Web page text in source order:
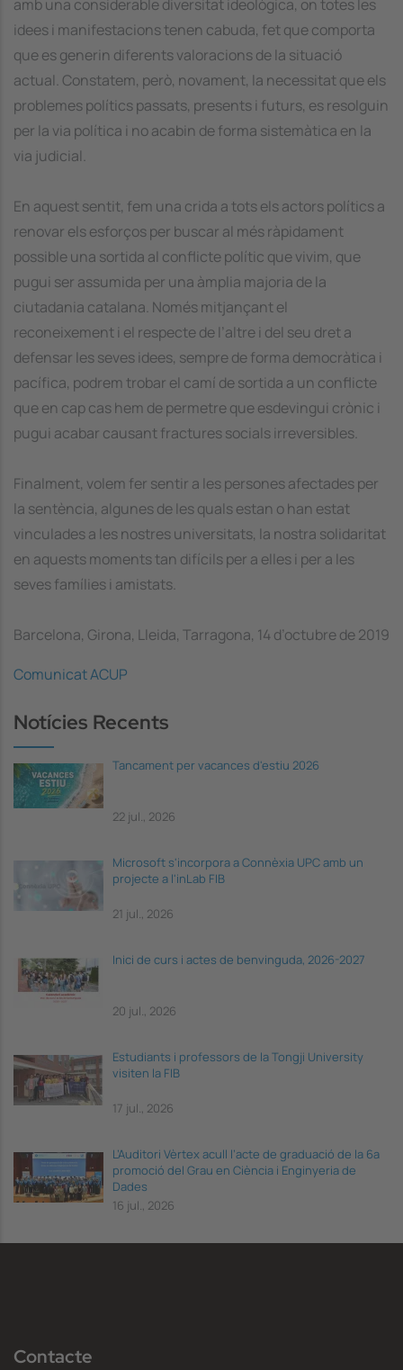
amb una considerable diversitat ideològica, on totes les
idees i manifestacions tenen cabuda, fet que comporta
que es generin diferents valoracions de la situació
actual. Constatem, però, novament, la necessitat que els
problemes polítics passats, presents i futurs, es resolguin
per la via política i no acabin de forma sistemàtica en la
via judicial.
En aquest sentit, fem una crida a tots els actors polítics a
renovar els esforços per buscar al més ràpidament
possible una sortida al conflicte polític que vivim, que
pugui ser assumida per una àmplia majoria de la
ciutadania catalana. Només mitjançant el
reconeixement i el respecte de l’altre i del seu dret a
defensar les seves idees, sempre de forma democràtica i
pacífica, podrem trobar el camí de sortida a un conflicte
que en cap cas hem de permetre que esdevingui crònic i
pugui acabar causant fractures socials irreversibles.
Finalment, volem fer sentir a les persones afectades per
la sentència, algunes de les quals estan o han estat
vinculades a les nostres universitats, la nostra solidaritat
en aquests moments tan difícils per a elles i per a les
seves famílies i amistats.
Barcelona, Girona, Lleida, Tarragona, 14 d’octubre de 2019
Comunicat ACUP
Notícies Recents
Tancament per vacances d'estiu 2026
22 jul., 2026
Microsoft s'incorpora a Connèxia UPC amb un
projecte a l'inLab FIB
21 jul., 2026
Inici de curs i actes de benvinguda, 2026-2027
20 jul., 2026
Estudiants i professors de la Tongji University
visiten la FIB
17 jul., 2026
L’Auditori Vèrtex acull l’acte de graduació de la 6a
promoció del Grau en Ciència i Enginyeria de
Dades
16 jul., 2026
Contacte